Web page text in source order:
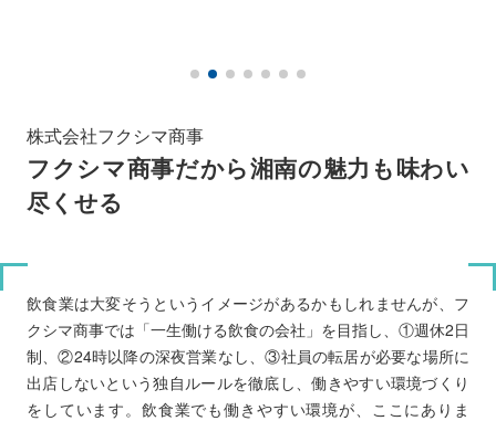
株式会社フクシマ商事
フクシマ商事だから湘南の魅力も味わい
尽くせる
飲食業は大変そうというイメージがあるかもしれませんが、フ
クシマ商事では「一生働ける飲食の会社」を目指し、①週休2日
制、②24時以降の深夜営業なし、③社員の転居が必要な場所に
出店しないという独自ルールを徹底し、働きやすい環境づくり
をしています。飲食業でも働きやすい環境が、ここにありま